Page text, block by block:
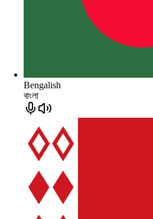
Bengalish
বাংলা